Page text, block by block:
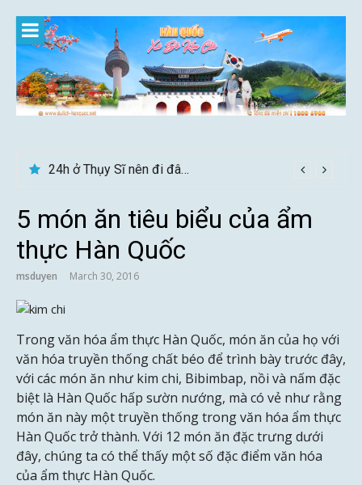
content
24h ở Thụy Sĩ nên đi đâu, chơi gì?
5 món ăn tiêu biểu của ẩm
thực Hàn Quốc
msduyen March 30, 2016
Trong văn hóa ẩm thực Hàn Quốc, món ăn của họ với
văn hóa truyền thống chất béo để trình bày trước đây,
với các món ăn như kim chi, Bibimbap, nồi và nấm đặc
biệt là Hàn Quốc hấp sườn nướng, mà có vẻ như rằng
món ăn này một truyền thống trong văn hóa ẩm thực
Hàn Quốc trở thành. Với 12 món ăn đặc trưng dưới
đây, chúng ta có thể thấy một số đặc điểm văn hóa
của ẩm thực Hàn Quốc.